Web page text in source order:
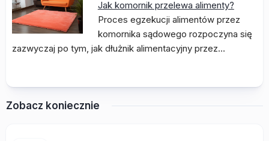
Jak komornik przelewa alimenty?
Proces egzekucji alimentów przez
komornika sądowego rozpoczyna się
zazwyczaj po tym, jak dłużnik alimentacyjny przez…
Zobacz koniecznie